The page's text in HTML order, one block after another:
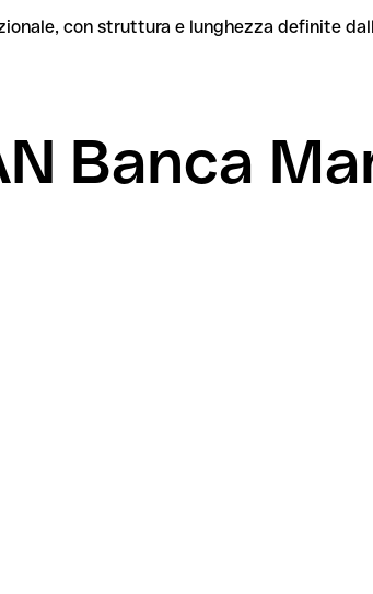
con struttura e lunghezza definite
Banca